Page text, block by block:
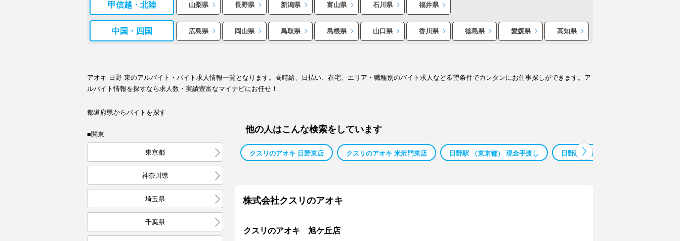
甲信越・北陸 山梨県 長野県 新潟県 富山県 石川県 福井県
中国・四国 広島県 岡山県 鳥取県 島根県 山口県 香川県 徳島県 愛媛県 高知県
アオキ 日野 東のアルバイト・バイト求人情報一覧となります。高時給、日払い、在宅、エリア・職種別のバイト求人など希望条件でカンタンにお仕事探しができます。ア
ルバイト情報を探すなら求人数・実績豊富なマイナビにお任せ！
都道府県からバイトを探す
■関東
東京都
神奈川県
埼玉県
千葉県
他の人はこんな検索をしています
クスリのアオキ 日野東店 クスリのアオキ 米沢門東店 日野駅 （東京都） 現金手渡し 日野駅 （東京都） 学童 バイト
株式会社クスリのアオキ
クスリのアオキ 旭ケ丘店